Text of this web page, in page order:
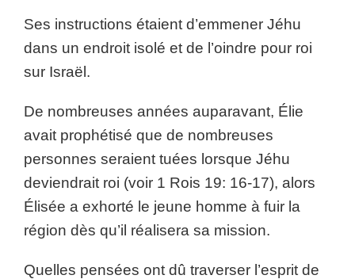
Ses instructions étaient d’emmener Jéhu
dans un endroit isolé et de l’oindre pour roi
sur Israël.
De nombreuses années auparavant, Élie
avait prophétisé que de nombreuses
personnes seraient tuées lorsque Jéhu
deviendrait roi (voir 1 Rois 19: 16-17), alors
Élisée a exhorté le jeune homme à fuir la
région dès qu’il réalisera sa mission.
Quelles pensées ont dû traverser l’esprit de